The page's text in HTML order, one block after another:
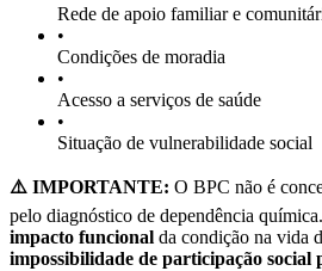
Rede de apoio familiar e
•
Condições de moradia
•
Acesso a serviços de saúde
•
Situação de vulnerabilidade social
⚠️ IMPORTANTE: O BPC não é
pelo diagnóstico de dependência
impacto funcional da condição na vida
impossibilidade de participação social